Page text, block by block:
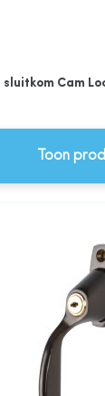
sluitkom Cam
Toon